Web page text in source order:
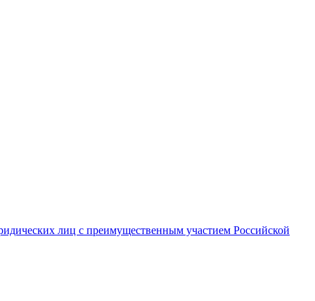
лиц с преимущественным участием Российской